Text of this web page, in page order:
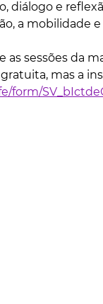
diálogo e
a mobilidade
sessões da
mas a
form/